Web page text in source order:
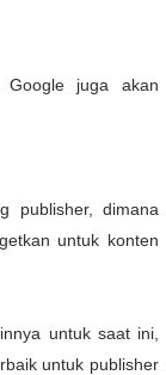
Google juga akan
publisher, dimana
untuk konten
untuk saat ini,
untuk publisher